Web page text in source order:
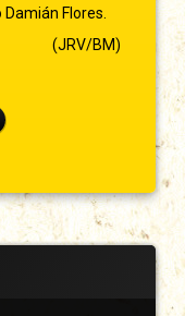
Flores.
(JRV/BM)